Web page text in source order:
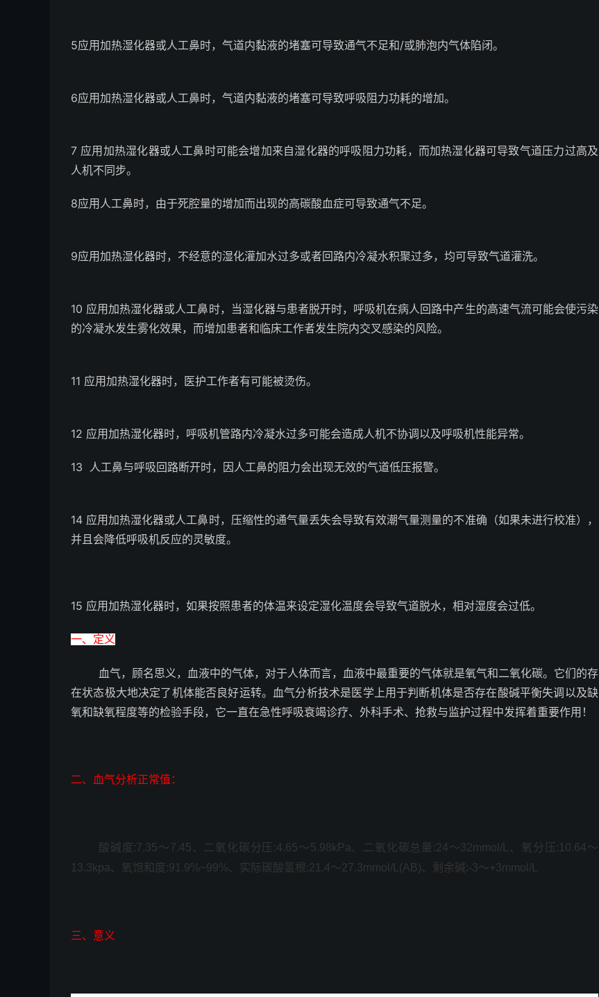
5应用加热湿化器或人工鼻时，气道内黏液的堵塞可导致通气不足和/或肺泡内气体陷闭。
6应用加热湿化器或人工鼻时，气道内黏液的堵塞可导致呼吸阻力功耗的增加。
7 应用加热湿化器或人工鼻时可能会增加来自湿化器的呼吸阻力功耗，而加热湿化器可导致气道压力过高及
人机不同步。
8应用人工鼻时，由于死腔量的增加而出现的高碳酸血症可导致通气不足。
9应用加热湿化器时，不经意的湿化灌加水过多或者回路内冷凝水积聚过多，均可导致气道灌洗。
10 应用加热湿化器或人工鼻时，当湿化器与患者脱开时，呼吸机在病人回路中产生的高速气流可能会使污染
的冷凝水发生雾化效果，而增加患者和临床工作者发生院内交叉感染的风险。
11 应用加热湿化器时，医护工作者有可能被烫伤。
12 应用加热湿化器时，呼吸机管路内冷凝水过多可能会造成人机不协调以及呼吸机性能异常。
13 人工鼻与呼吸回路断开时，因人工鼻的阻力会出现无效的气道低压报警。
14 应用加热湿化器或人工鼻时，压缩性的通气量丢失会导致有效潮气量测量的不准确（如果未进行校准），
并且会降低呼吸机反应的灵敏度。
15 应用加热湿化器时，如果按照患者的体温来设定湿化温度会导致气道脱水，相对湿度会过低。
一、定义
血气，顾名思义，血液中的气体，对于人体而言，血液中最重要的气体就是氧气和二氧化碳。它们的存
在状态极大地决定了机体能否良好运转。血气分析技术是医学上用于判断机体是否存在酸碱平衡失调以及缺
氧和缺氧程度等的检验手段，它一直在急性呼吸衰竭诊疗、外科手术、抢救与监护过程中发挥着重要作用！
二、血气分析正常值：
酸碱度:7.35～7.45 、二氧化碳分压 :4.65～5.98kPa、二氧化碳总量 :24～32mmol/L 、氧分压 :10.64～
13.3kpa、氧饱和度:91.9%~99%、实际碳酸氢根 :21.4～27.3mmol/L(AB)、剩余碱:-3～+3mmol/L
三、意义